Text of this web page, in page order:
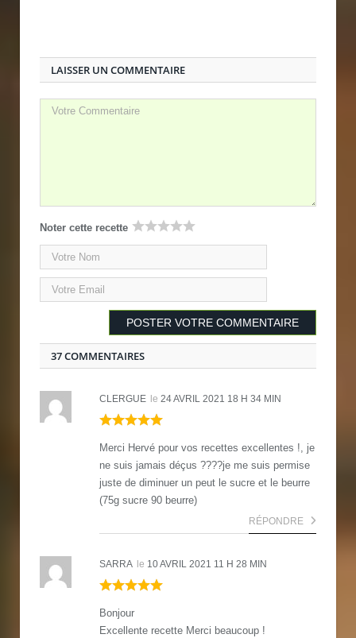
LAISSER UN COMMENTAIRE
Noter cette recette
37 COMMENTAIRES
CLERGUE le 24 AVRIL 2021 18 H 34 MIN
Merci Hervé pour vos recettes excellentes !, je
ne suis jamais déçus ????je me suis permise
juste de diminuer un peut le sucre et le beurre
(75g sucre 90 beurre)
RÉPONDRE
SARRA le 10 AVRIL 2021 11 H 28 MIN
Bonjour
Excellente recette Merci beaucoup !